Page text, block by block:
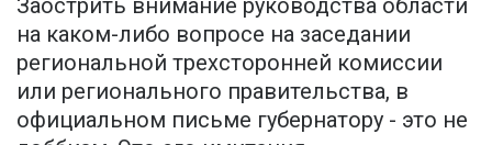
Заострить внимание руководства области
на каком-либо вопросе на заседании
региональной трехсторонней комиссии
или регионального правительства, в
официальном письме губернатору - это не